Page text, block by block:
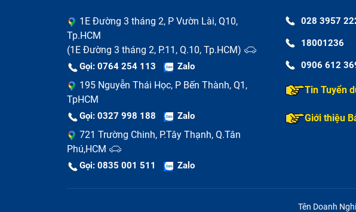
1E Đường 3 tháng 2, P Vườn Lài, Q10,
Tp.HCM
(1E Đường 3 tháng 2, P.11, Q.10, Tp.HCM)
Gọi: 0764 254 113 Zalo
195 Nguyễn Thái Học, P Bến Thành, Q1,
TpHCM
Gọi: 0327 998 188 Zalo
721 Trường Chinh, P.Tây Thạnh, Q.Tân
Phú,HCM
Gọi: 0835 001 511 Zalo
028 3957
18001236
0906 612
Tin Tuyển
Giới thiệu
Tên Doanh